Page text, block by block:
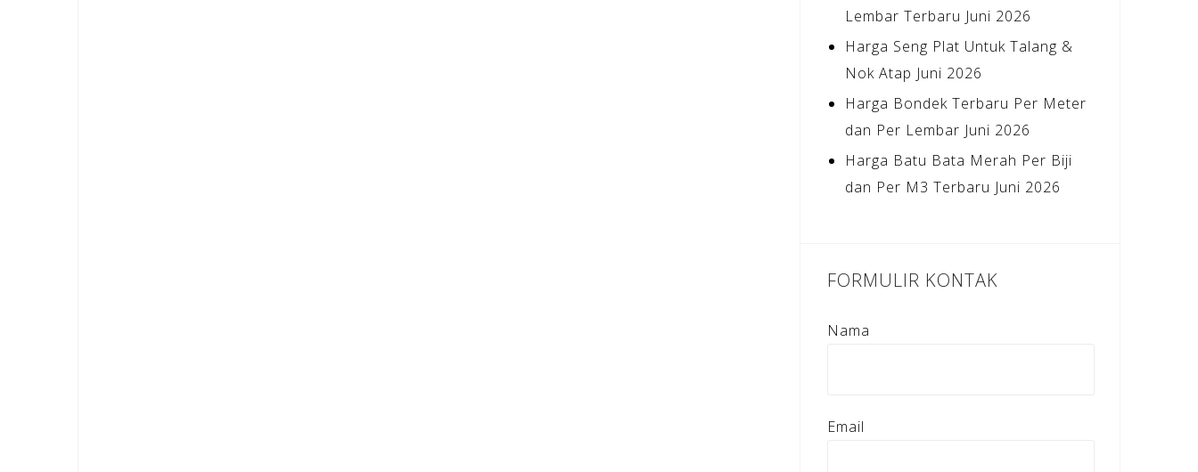
Lembar Terbaru Juni 2026
Harga Seng Plat Untuk Talang &
Nok Atap Juni 2026
Harga Bondek Terbaru Per Meter
dan Per Lembar Juni 2026
Harga Batu Bata Merah Per Biji
dan Per M3 Terbaru Juni 2026
FORMULIR KONTAK
Nama
Email